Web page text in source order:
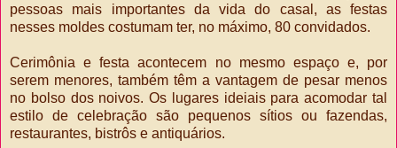
pessoas mais importantes da vida do casal, as festas
nesses moldes costumam ter, no máximo, 80 convidados.
Cerimônia e festa acontecem no mesmo espaço e, por
serem menores, também têm a vantagem de pesar menos
no bolso dos noivos. Os lugares ideiais para acomodar tal
estilo de celebração são pequenos sítios ou fazendas,
restaurantes, bistrôs e antiquários.